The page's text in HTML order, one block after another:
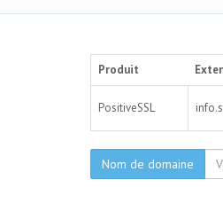
Produit
PositiveSSL
Nom de domaine